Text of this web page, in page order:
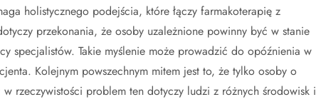
holistycznego podejścia, które łączy farmakoterapię z
przekonania, że osoby uzależnione powinny być w stanie
specjalistów. Takie myślenie może prowadzić do opóźnienia w
Kolejnym powszechnym mitem jest to, że tylko osoby o
rzeczywistości problem ten dotyczy ludzi z różnych środowisk i